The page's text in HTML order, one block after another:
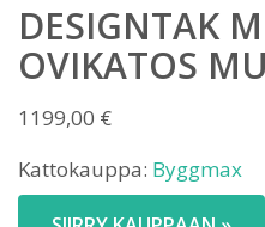
DESIGNTAK
OVIKATOS
1199,00 €
Kattokauppa: Byggmax